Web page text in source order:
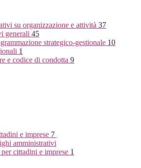
su organizzazione e attività 37
generali 45
strategico-gestionale 10
1
e codice di condotta 9
e imprese 7
amministrativi
cittadini e imprese 1